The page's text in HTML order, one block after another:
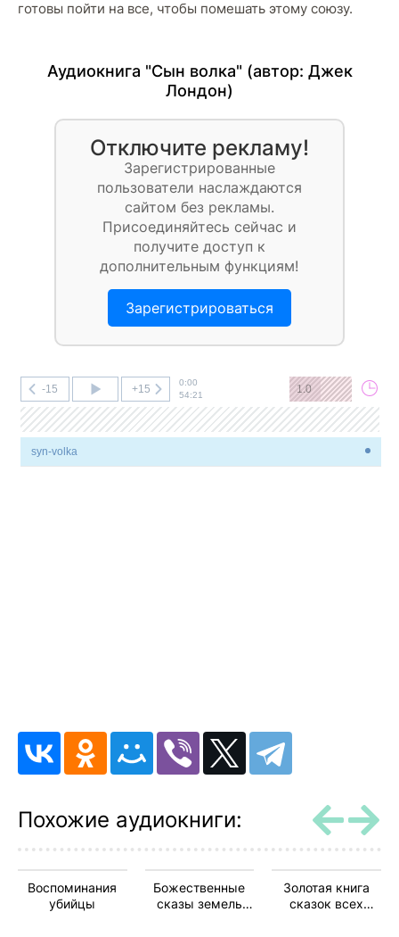
готовы пойти на все, чтобы помешать этому союзу.
Аудиокнига "Сын волка" (автор: Джек
Лондон)
Отключите рекламу!
Зарегистрированные
пользователи наслаждаются
сайтом без рекламы.
Присоединяйтесь сейчас и
получите доступ к
дополнительным функциям!
Зарегистрироваться
-15 +15
0:00
54:21
1.0
syn-volka
Похожие аудиокниги:
Воспоминания
убийцы
Божественные
сказы земель
Золотая книга
сказок всех